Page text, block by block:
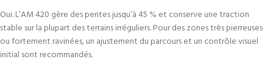
Oui. L’AM 420 gère des pentes jusqu’à 45 % et conserve une traction
stable sur la plupart des terrains irréguliers. Pour des zones très pierreuses
ou fortement ravinées, un ajustement du parcours et un contrôle visuel
initial sont recommandés.